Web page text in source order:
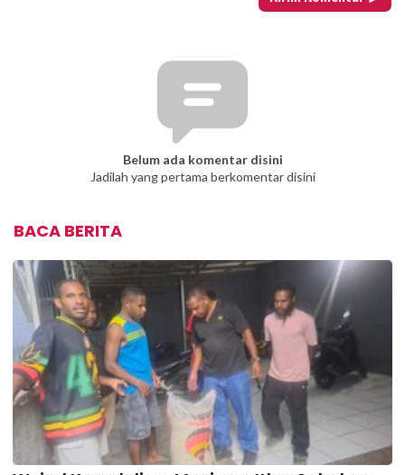
Belum ada komentar disini
Jadilah yang pertama berkomentar disini
BACA BERITA